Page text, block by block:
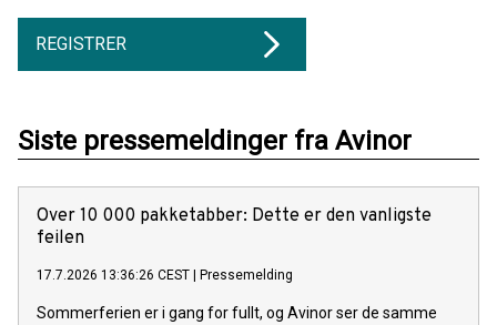
REGISTRER
Siste pressemeldinger fra Avinor
Over 10 000 pakketabber: Dette er den vanligste
feilen
17.7.2026 13:36:26 CEST Pressemelding
Sommerferien er i gang for fullt, og Avinor ser de samme